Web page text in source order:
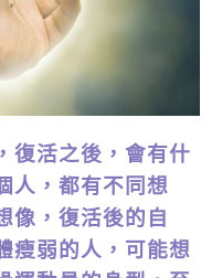
活之後，會有什
人，都有不同想
像，復活後的自
瘦弱的人，可能想